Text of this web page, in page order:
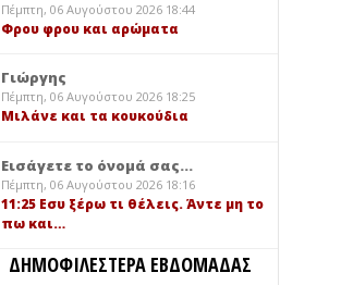
Πέμπτη, 06 Αυγούστου 2026 18:44
Φρου φρου και αρώματα
Γιώργης
Πέμπτη, 06 Αυγούστου 2026 18:25
Μιλάνε και τα κουκούδια
Εισάγετε το όνομά σας...
Πέμπτη, 06 Αυγούστου 2026 18:16
11:25 Εσυ ξέρω τι θέλεις. Άντε μη το
πω και…
ΔΗΜΟΦΙΛΕΣΤΕΡΑ ΕΒΔΟΜΑΔΑΣ